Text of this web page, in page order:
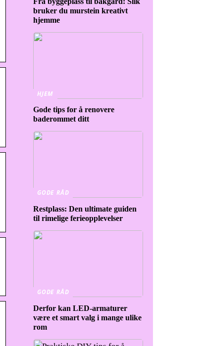
bruker du murstein kreativt
hjemme
HJEM
Gode tips for å renovere
baderommet ditt
GODE RÅD
Restplass: Den ultimate guiden
til rimelige ferieopplevelser
GODE RÅD
Derfor kan LED-armaturer
være et smart valg i mange ulike
rom